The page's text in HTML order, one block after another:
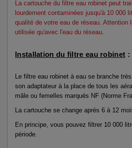
La cartouche du filtre eau robinet peut
lourdement contaminées jusqu'à 10 000
qualité de votre eau de réseau. Attention
utilisée qu'avec l'eau du réseau
Installation du filtre eau robinet :
Le filtre eau robinet à eau se branche
son adaptateur à la place de tous les
mâle ou femelles marqués NF (Norme
La cartouche se change après 6 à 12
En principe, vous pouvez filtrer 10 000
période.